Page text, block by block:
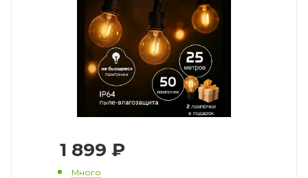
1 899 ₽
Много